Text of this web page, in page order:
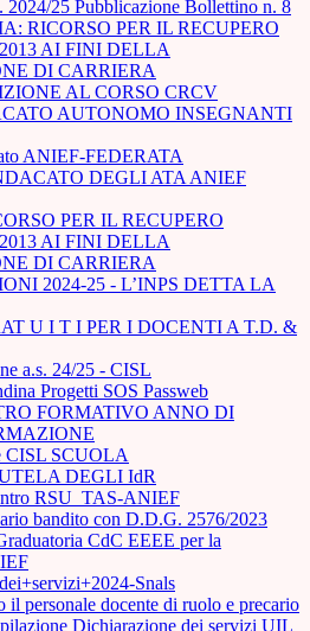
25 Pubblicazione Bollettino n. 8
RICORSO PER IL RECUPERO
AI FINI DELLA
DI CARRIERA
AL CORSO CRCV
AUTONOMO INSEGNANTI
ANIEF-FEDERATA
DEGLI ATA ANIEF
PER IL RECUPERO
AI FINI DELLA
DI CARRIERA
2024-25 - L’INPS DETTA LA
U I T I PER I DOCENTI A T.D. &
a.s. 24/25 - CISL
Progetti SOS Passweb
FORMATIVO ANNO DI
CISL SCUOLA
DEGLI IdR
RSU_TAS-ANIEF
bandito con D.D.G. 2576/2023
CdC EEEE per la
Snals
personale docente di ruolo e precario
Dichiarazione dei servizi UIL